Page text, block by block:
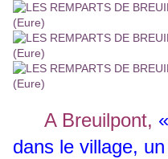
A Breuilpont,
dans le village,